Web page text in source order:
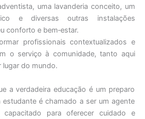
uma lavanderia conceito, um
e diversas outras instalações
conforto e bem‐estar.
profissionais contextualizados e
o serviço à comunidade, tanto aqui
lugar do mundo.
verdadeira educação é um preparo
estudante é chamado a ser um agente
capacitado para oferecer cuidado e